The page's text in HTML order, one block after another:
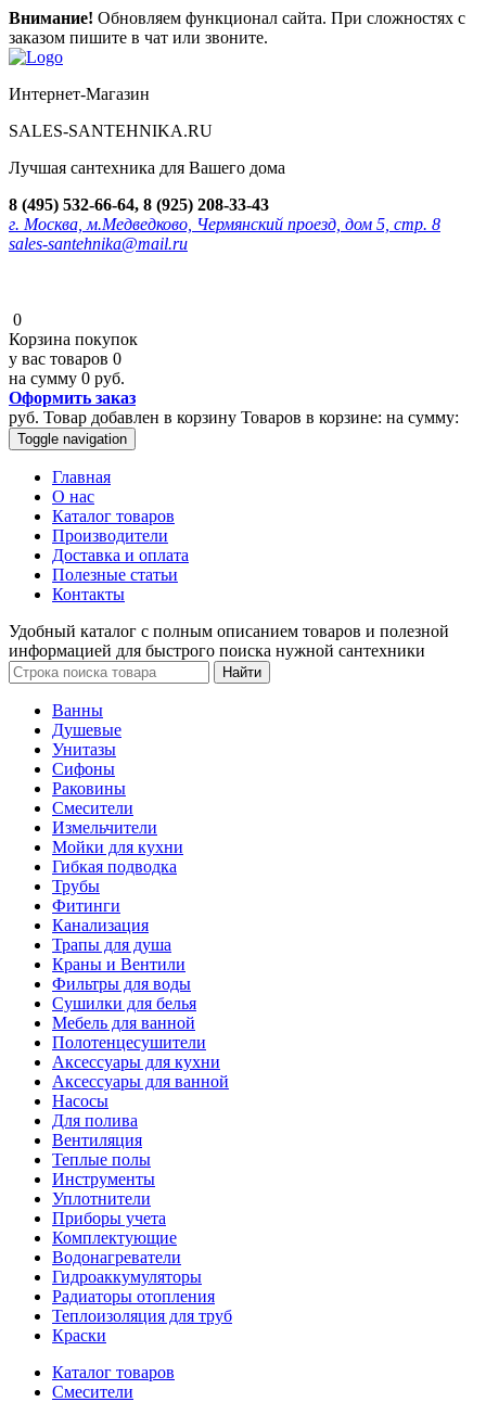
Внимание! Обновляем функционал сайта. При сложностях с
заказом пишите в чат или звоните.
Интернет-Магазин
SALES-SANTEHNIKA.RU
Лучшая сантехника для Вашего дома
8 (495) 532-66-64, 8 (925) 208-33-43
г. Москва, м.Медведково, Чермянский проезд, дом 5, стр. 8
sales-santehnika@mail.ru
0
Корзина покупок
у вас товаров 0
на сумму 0 руб.
Оформить заказ
руб. Товар добавлен в корзину Товаров в корзине: на сумму:
Toggle navigation
Главная
О нас
Каталог товаров
Производители
Доставка и оплата
Полезные статьи
Контакты
Удобный каталог с полным описанием товаров и полезной
информацией для быстрого поиска нужной сантехники
Ванны
Душевые
Унитазы
Сифоны
Раковины
Смесители
Измельчители
Мойки для кухни
Гибкая подводка
Трубы
Фитинги
Канализация
Трапы для душа
Краны и Вентили
Фильтры для воды
Сушилки для белья
Мебель для ванной
Полотенцесушители
Аксессуары для кухни
Аксессуары для ванной
Насосы
Для полива
Вентиляция
Теплые полы
Инструменты
Уплотнители
Приборы учета
Комплектующие
Водонагреватели
Гидроаккумуляторы
Радиаторы отопления
Теплоизоляция для труб
Краски
Каталог товаров
Смесители